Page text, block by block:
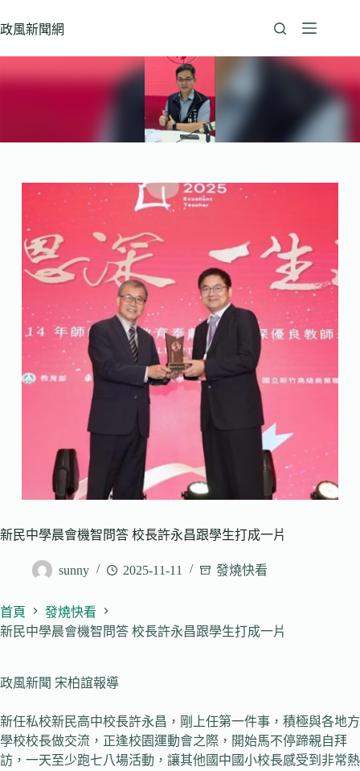
至
政風新聞網
新民中學晨會機智問答 校長許永昌跟學生打成一片
sunny 2025-11-11 發燒快看
首頁
發燒快看
新民中學晨會機智問答 校長許永昌跟學生打成一片
政風新聞 宋柏誼報導
新任私校新民高中校長許永昌，剛上任第一件事，積極與各地方
學校校長做交流，正逢校園運動會之際，開始馬不停蹄親自拜
訪，一天至少跑七八場活動，讓其他國中國小校長感受到非常熱